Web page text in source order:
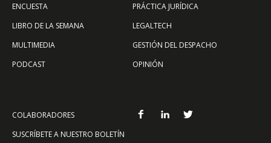
ENCUESTA
LIBRO DE LA SEMANA
MULTIMEDIA
PODCAST
PRÁCTICA JURÍDICA
LEGALTECH
GESTIÓN DEL DESPACHO
OPINIÓN
COLABORADORES
SUSCRÍBETE A NUESTRO BOLETÍN